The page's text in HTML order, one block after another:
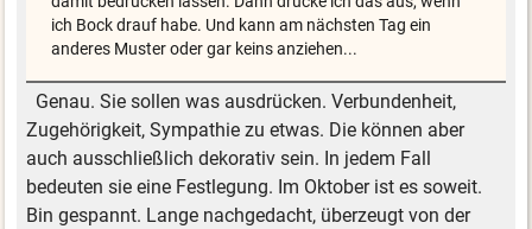
ich Bock drauf habe. Und kann am nächsten Tag ein
anderes Muster oder gar keins anziehen...
Genau. Sie sollen was ausdrücken. Verbundenheit,
Zugehörigkeit, Sympathie zu etwas. Die können aber
auch ausschließlich dekorativ sein. In jedem Fall
bedeuten sie eine Festlegung. Im Oktober ist es soweit.
Bin gespannt. Lange nachgedacht, überzeugt von der